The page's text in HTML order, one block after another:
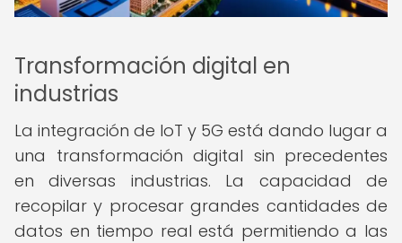
Transformación digital en
industrias
La integración de IoT y 5G está dando lugar a
una transformación digital sin precedentes
en diversas industrias. La capacidad de
recopilar y procesar grandes cantidades de
datos en tiempo real está permitiendo a las